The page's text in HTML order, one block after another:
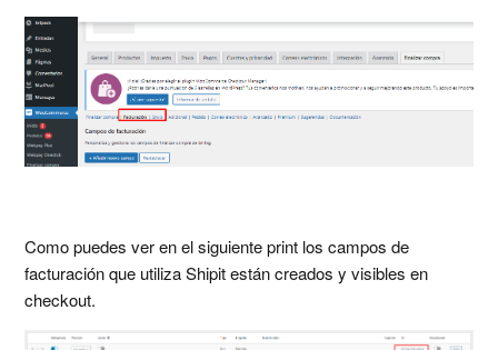
Como puedes ver en el siguiente print los campos de
facturación que utiliza Shipit están creados y visibles en
checkout.